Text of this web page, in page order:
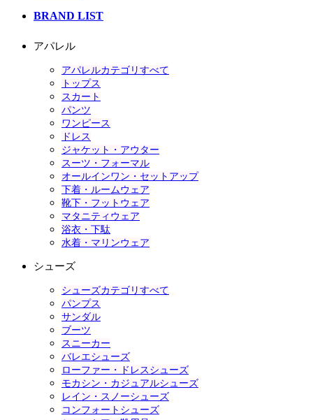
BRAND LIST
アパレル
アパレルカテゴリすべて
トップス
スカート
パンツ
ワンピース
ドレス
ジャケット・アウター
スーツ・フォーマル
オールインワン・セットアップ
下着・ルームウェア
靴下・フットウェア
マタニティウェア
浴衣・下駄
水着・マリンウェア
シューズ
シューズカテゴリすべて
パンプス
サンダル
ブーツ
スニーカー
バレエシューズ
ローファー・ドレスシューズ
モカシン・カジュアルシューズ
レイン・スノーシューズ
コンフォートシューズ